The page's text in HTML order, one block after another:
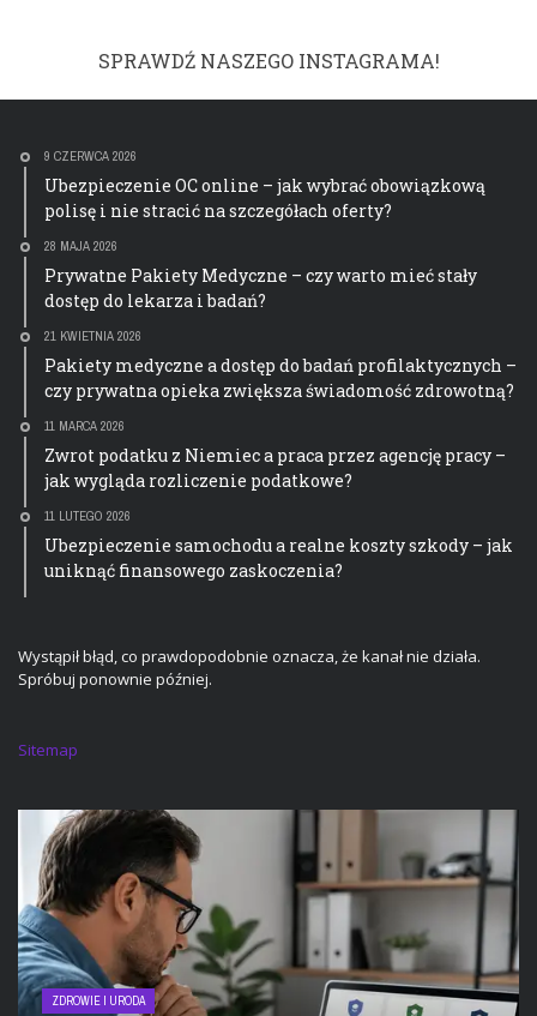
SPRAWDŹ NASZEGO INSTAGRAMA!
9 CZERWCA 2026
Ubezpieczenie OC online – jak wybrać obowiązkową
polisę i nie stracić na szczegółach oferty?
28 MAJA 2026
Prywatne Pakiety Medyczne – czy warto mieć stały
dostęp do lekarza i badań?
21 KWIETNIA 2026
Pakiety medyczne a dostęp do badań profilaktycznych –
czy prywatna opieka zwiększa świadomość zdrowotną?
11 MARCA 2026
Zwrot podatku z Niemiec a praca przez agencję pracy –
jak wygląda rozliczenie podatkowe?
11 LUTEGO 2026
Ubezpieczenie samochodu a realne koszty szkody – jak
uniknąć finansowego zaskoczenia?
Wystąpił błąd, co prawdopodobnie oznacza, że kanał nie działa.
Spróbuj ponownie później.
Sitemap
ZDROWIE I URODA